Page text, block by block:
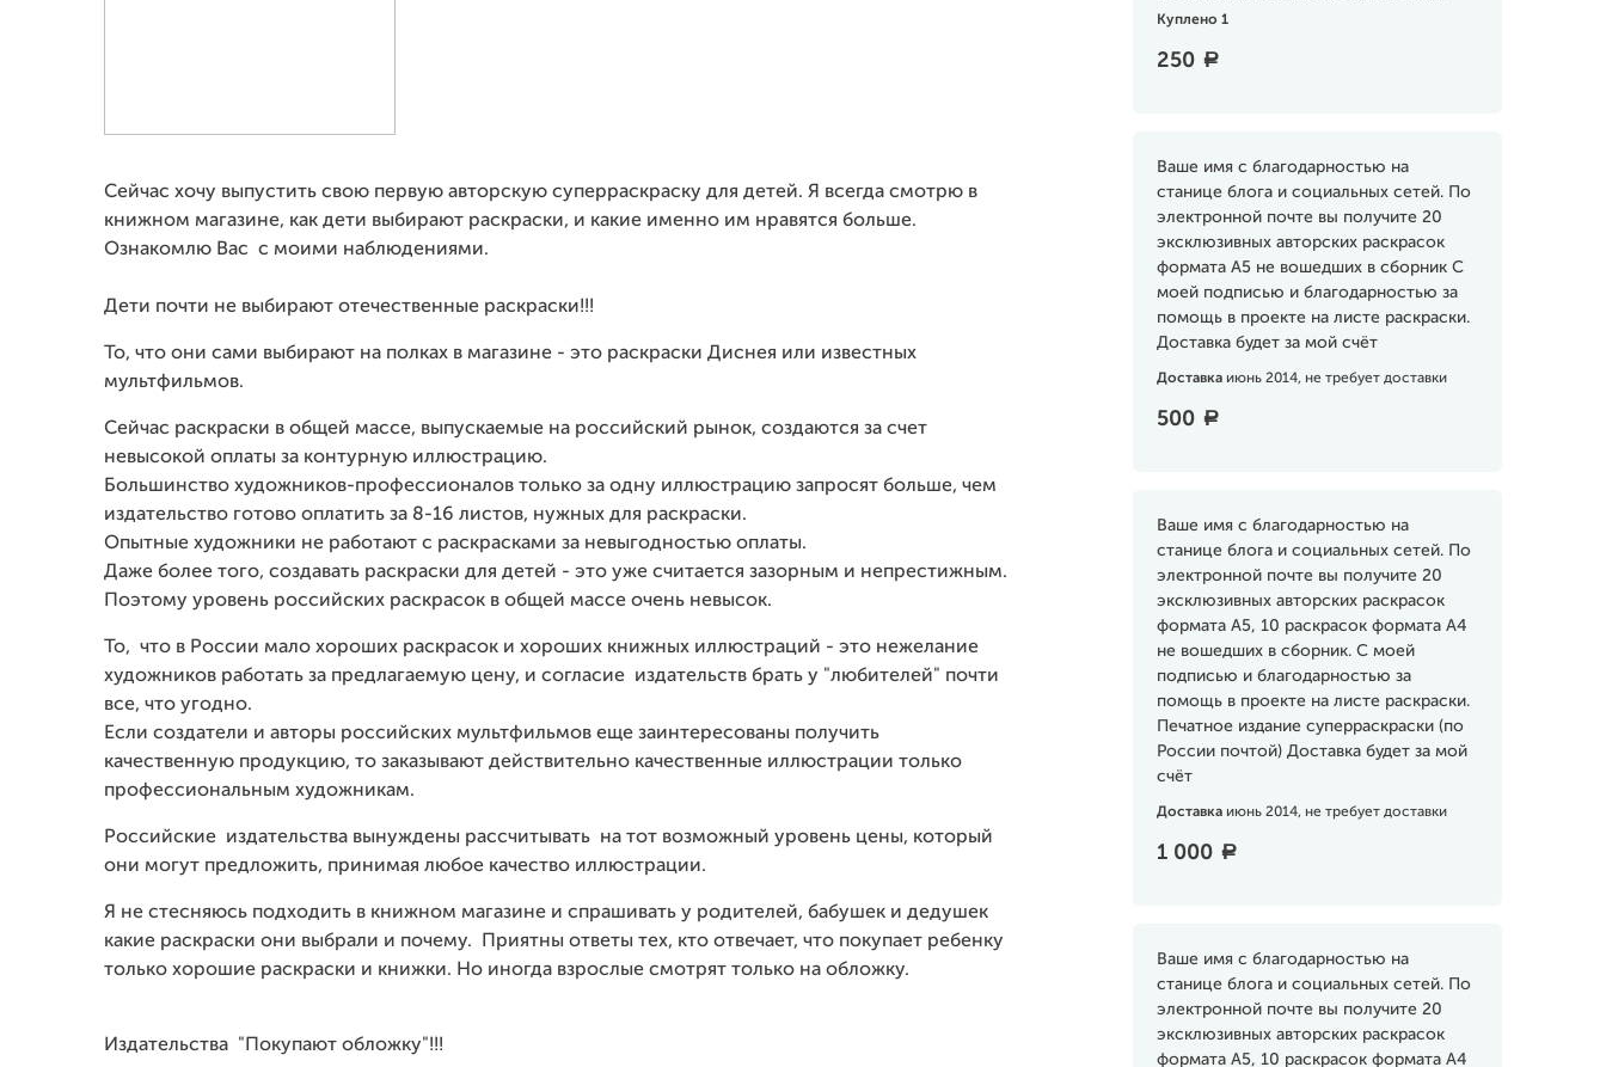
Куплено 1
250 a
Ваше имя с благодарностью на
станице блога и социальных сетей. По
электронной почте вы получите 20
эксклюзивных авторских раскрасок
формата А5 не вошедших в сборник С
моей подписью и благодарностью за
помощь в проекте на листе раскраски.
Доставка будет за мой счёт
Доставка июнь 2014, не требует доставки
500 a
Ваше имя с благодарностью на
станице блога и социальных сетей. По
электронной почте вы получите 20
эксклюзивных авторских раскрасок
формата А5, 10 раскрасок формата А4
не вошедших в сборник. С моей
подписью и благодарностью за
помощь в проекте на листе раскраски.
Печатное издание суперраскраски (по
России почтой) Доставка будет за мой
счёт
Доставка июнь 2014, не требует доставки
1 000 a
Ваше имя с благодарностью на
станице блога и социальных сетей. По
электронной почте вы получите 20
эксклюзивных авторских раскрасок
формата А5, 10 раскрасок формата А4
Сейчас хочу выпустить свою первую авторскую суперраскраску для детей. Я всегда смотрю в
книжном магазине, как дети выбирают раскраски, и какие именно им нравятся больше.
Ознакомлю Вас с моими наблюдениями.
Дети почти не выбирают отечественные раскраски!!!
То, что они сами выбирают на полках в магазине - это раскраски Диснея или известных
мультфильмов.
Сейчас раскраски в общей массе, выпускаемые на российский рынок, создаются за счет
невысокой оплаты за контурную иллюстрацию.
Большинство художников-профессионалов только за одну иллюстрацию запросят больше, чем
издательство готово оплатить за 8-16 листов, нужных для раскраски.
Опытные художники не работают с раскрасками за невыгодностью оплаты.
Даже более того, создавать раскраски для детей - это уже считается зазорным и непрестижным.
Поэтому уровень российских раскрасок в общей массе очень невысок.
То, что в России мало хороших раскрасок и хороших книжных иллюстраций - это нежелание
художников работать за предлагаемую цену, и согласие издательств брать у "любителей" почти
все, что угодно.
Если создатели и авторы российских мультфильмов еще заинтересованы получить
качественную продукцию, то заказывают действительно качественные иллюстрации только
профессиональным художникам.
Российские издательства вынуждены рассчитывать на тот возможный уровень цены, который
они могут предложить, принимая любое качество иллюстрации.
Я не стесняюсь подходить в книжном магазине и спрашивать у родителей, бабушек и дедушек
какие раскраски они выбрали и почему. Приятны ответы тех, кто отвечает, что покупает ребенку
только хорошие раскраски и книжки. Но иногда взрослые смотрят только на обложку.
Издательства "Покупают обложку"!!!